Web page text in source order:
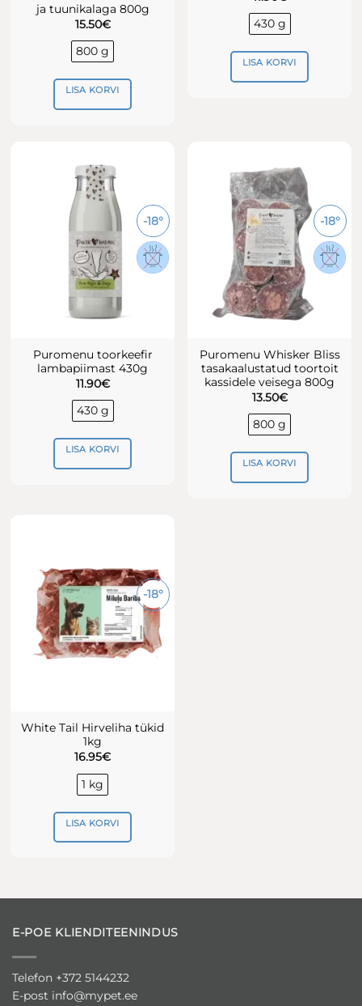
ja tuunikalaga 800g
15.50€
800 g
LISA KORVI
430 g
LISA KORVI
-18°
Puromenu toorkeefir
lambapiimast 430g
11.90€
430 g
LISA KORVI
-18°
Puromenu Whisker Bliss
tasakaalustatud toortoit
kassidele veisega 800g
13.50€
800 g
LISA KORVI
-18°
White Tail Hirveliha tükid
1kg
16.95€
1 kg
LISA KORVI
E-POE KLIENDITEENINDUS
Telefon +372 5144232
E-post info@mypet.ee